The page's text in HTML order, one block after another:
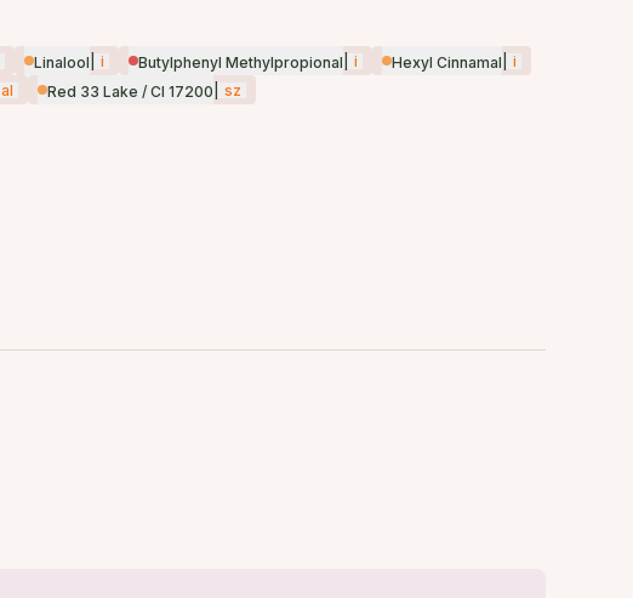
Linalool i Butylphenyl Methylpropional i Hexyl Cinnamal
i
al Red 33 Lake / CI 17200 sz